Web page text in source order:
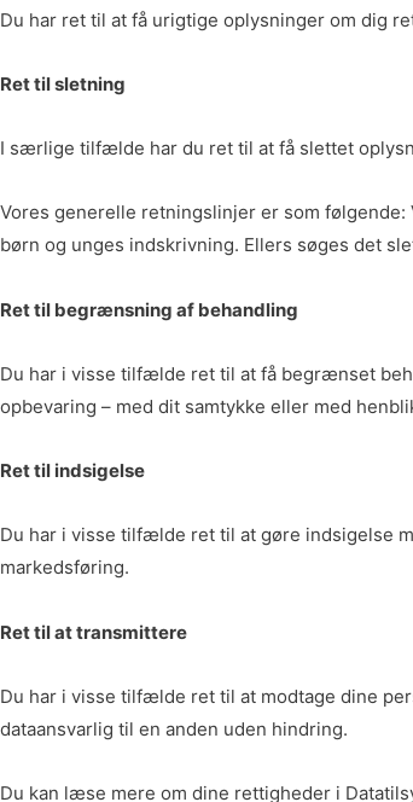
Du har ret til at få urigtige oplysninger om dig
Ret til sletning
I særlige tilfælde har du ret til at få slettet
Vores generelle retningslinjer er som
børn og unges indskrivning. Ellers søges det
Ret til begrænsning af behandling
Du har i visse tilfælde ret til at få begrænset
opbevaring – med dit samtykke eller med
Ret til indsigelse
Du har i visse tilfælde ret til at gøre indsigelse
markedsføring.
Ret til at transmittere
Du har i visse tilfælde ret til at modtage dine
dataansvarlig til en anden uden hindring.
Du kan læse mere om dine rettigheder i